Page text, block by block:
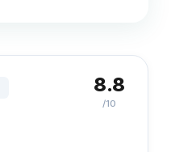
8.8
/10